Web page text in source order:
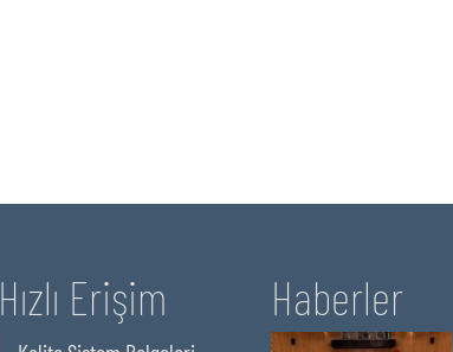
Hızlı Erişim Haberler